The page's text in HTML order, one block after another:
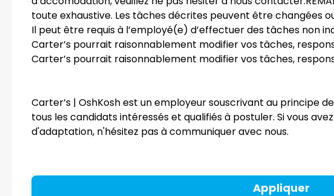
toute exhaustive. Les tâches décrites peuvent être changées
Il peut être requis à l’employé(e) d’effectuer des tâches non
Carter’s pourrait raisonnablement modifier vos tâches,
Carter’s pourrait raisonnablement modifier vos tâches,
Carter’s | OshKosh est un employeur souscrivant au principe
tous les candidats intéressés et qualifiés à postuler. Si vous
d'adaptation, n'hésitez pas à communiquer avec nous.
Appliquer